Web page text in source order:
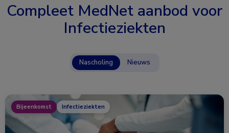
Compleet MedNet aanbod voor
Infectieziekten
Nascholing Nieuws
Bijeenkomst Infectieziekten